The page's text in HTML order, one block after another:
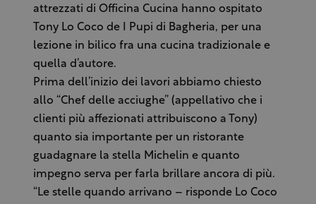
attrezzati di Officina Cucina hanno ospitato
Tony Lo Coco de I Pupi di Bagheria, per una
lezione in bilico fra una cucina tradizionale e
quella d’autore.
Prima dell’inizio dei lavori abbiamo chiesto
allo “Chef delle acciughe” (appellativo che i
clienti più affezionati attribuiscono a Tony)
quanto sia importante per un ristorante
guadagnare la stella Michelin e quanto
impegno serva per farla brillare ancora di più.
“Le stelle quando arrivano – risponde Lo Coco